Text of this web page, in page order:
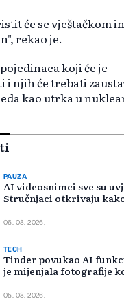
će se vještačkom
rekao je.
koji će je
i njih će trebati
kao utrka u
PAUZA
AI videosnimci sve su
Stručnjaci otkrivaju
06. 08. 2026.
TECH
Tinder povukao AI
je mijenjala fotografije
05. 08. 2026.